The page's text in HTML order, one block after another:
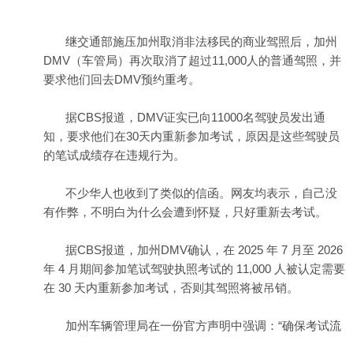
继交通部施压加州取消非法移民的商业驾照后，加州
DMV（车管局）再次取消了超过11,000人的普通驾照，并
要求他们回去DMV预约重考。
据CBS报道，DMV证实已向11000名驾驶员发出通
知，要求他们在30天内重新参加考试，原因是这些驾驶员
的笔试成绩存在违规行为。
不少华人也收到了类似的信函。网友均表示，自己没
有作弊，不明白为什么会遭到怀疑，只好重新去考试。
据CBS报道，加州DMV确认，在 2025 年 7 月至 2026
年 4 月期间参加笔试驾驶执照考试的 11,000 人被认定需要
在 30 天内重新参加考试，否则其驾照将被吊销。
加州车辆管理局在一份官方声明中强调：“确保考试流